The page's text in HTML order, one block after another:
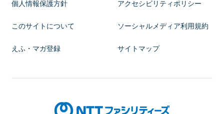
個人情報保護方針 アクセシビリティポリシー
このサイトについて ソーシャルメディア利用規約
えふ・マガ登録 サイトマップ